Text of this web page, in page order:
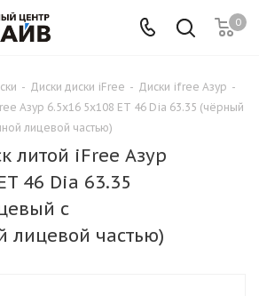
0
- Диски диски iFree - Диски ifree Азур -
Азур 6.5x16 5x108 ET 46 Dia 63.35 (чёрный
лицевой частью)
литой iFree Азур
46 Dia 63.35
с
лицевой частью)